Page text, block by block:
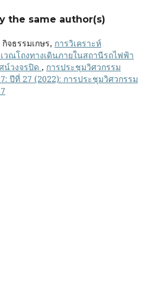
the same author(s)
จธรรมเกษร, การวิเคราะห์
ณโถงทางเดินภายในสถานีรถไฟฟ้า
น์วงจรปิด , การประชุมวิศวกรรม
ปีที่ 27 (2022): การประชุมวิศวกรรม